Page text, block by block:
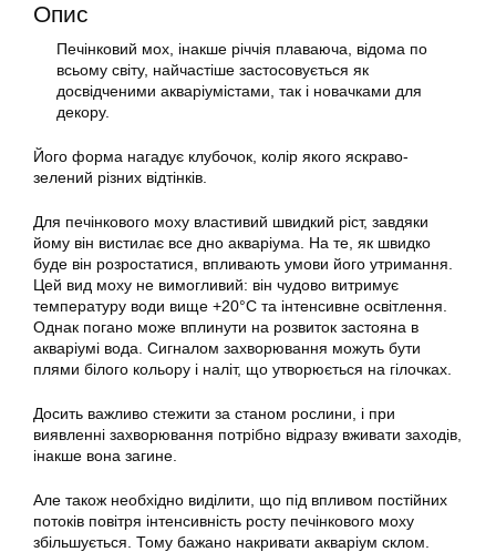
Опис
Печінковий мох, інакше річчія плаваюча, відома по
всьому світу, найчастіше застосовується як
досвідченими акваріумістами, так і новачками для
декору.
Його форма нагадує клубочок, колір якого яскраво-
зелений різних відтінків.
Для печінкового моху властивий швидкий ріст, завдяки
йому він вистилає все дно акваріума. На те, як швидко
буде він розростатися, впливають умови його утримання.
Цей вид моху не вимогливий: він чудово витримує
температуру води вище +20°С та інтенсивне освітлення.
Однак погано може вплинути на розвиток застояна в
акваріумі вода. Сигналом захворювання можуть бути
плями білого кольору і наліт, що утворюється на гілочках.
Досить важливо стежити за станом рослини, і при
виявленні захворювання потрібно відразу вживати заходів,
інакше вона загине.
Але також необхідно виділити, що під впливом постійних
потоків повітря інтенсивність росту печінкового моху
збільшується. Тому бажано накривати акваріум склом.